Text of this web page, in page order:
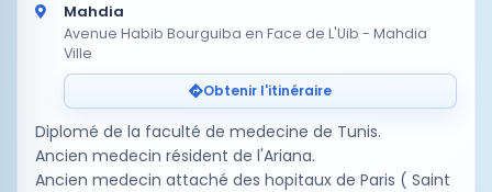
Mahdia
Avenue Habib Bourguiba en Face de L'Uib - Mahdia
Ville
Obtenir l'itinéraire
Diplomé de la faculté de medecine de Tunis.
Ancien medecin résident de l'Ariana.
Ancien medecin attaché des hopitaux de Paris ( Saint